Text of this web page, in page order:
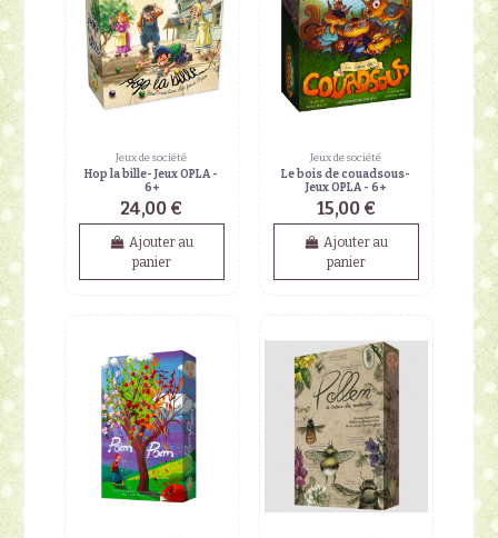
Jeux de société
Hop la bille- Jeux OPLA -
6+
24,00 €
Ajouter au
panier
Jeux de société
Le bois de couadsous-
Jeux OPLA - 6+
15,00 €
Ajouter au
panier